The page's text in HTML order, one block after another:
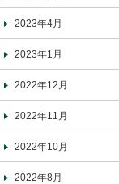
2023年4月
2023年1月
2022年12月
2022年11月
2022年10月
2022年8月